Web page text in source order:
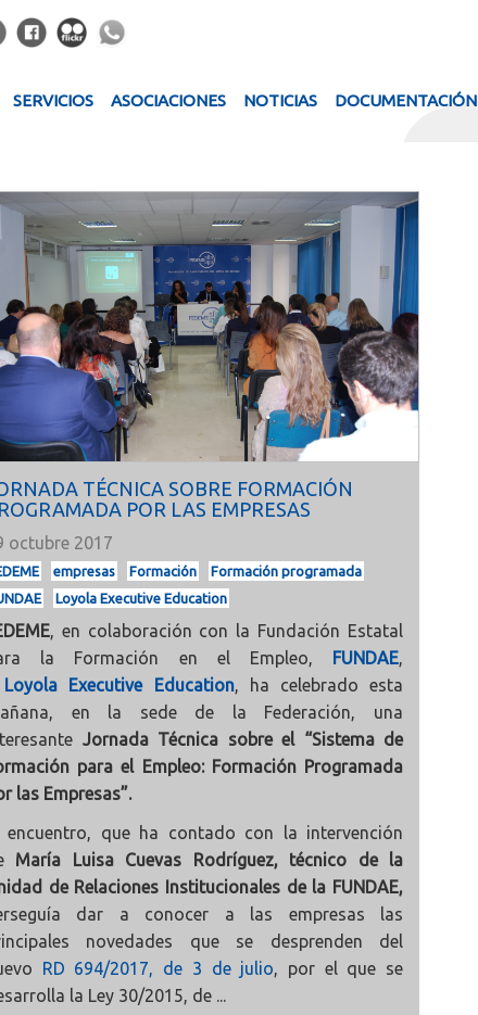
SERVICIOS ASOCIACIONES NOTICIAS DOCUMENTACIÓN
TÉCNICA SOBRE FORMACIÓN
POR LAS EMPRESAS
octubre 2017
empresas Formación
Formación programada
Loyola Executive Education
, en colaboración con la Fundación Estatal
la Formación en el Empleo,
FUNDAE,
Loyola Executive Education, ha celebrado esta
en la sede de la Federación, una
Jornada Técnica sobre el “Sistema de
para el Empleo: Formación Programada
las Empresas”.
encuentro, que ha contado con la intervención
María Luisa Cuevas Rodríguez, técnico de la
de Relaciones Institucionales de la FUNDAE,
dar a conocer a las empresas las
novedades que se desprenden del
RD 694/2017, de 3 de julio, por el que se
la Ley 30/2015, de ...